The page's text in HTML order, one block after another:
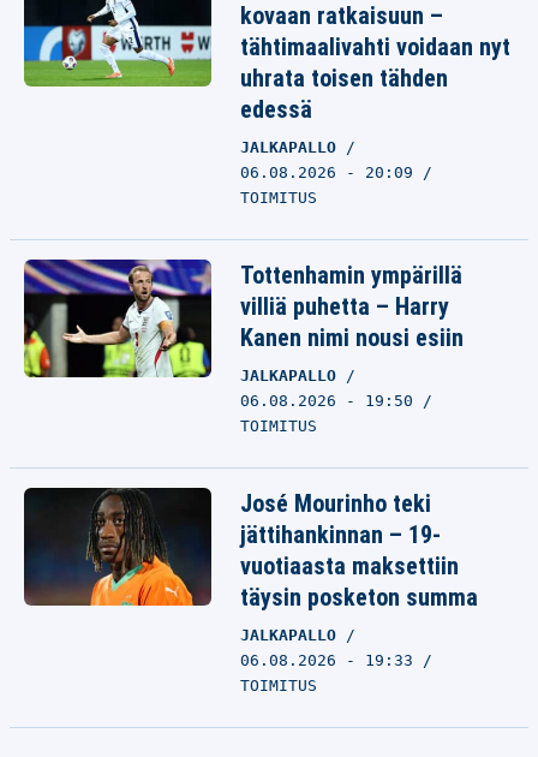
kovaan ratkaisuun –
tähtimaalivahti voidaan nyt
uhrata toisen tähden
edessä
JALKAPALLO
06.08.2026 - 20:09
TOIMITUS
Tottenhamin ympärillä
villiä puhetta – Harry
Kanen nimi nousi esiin
JALKAPALLO
06.08.2026 - 19:50
TOIMITUS
José Mourinho teki
jättihankinnan – 19-
vuotiaasta maksettiin
täysin posketon summa
JALKAPALLO
06.08.2026 - 19:33
TOIMITUS